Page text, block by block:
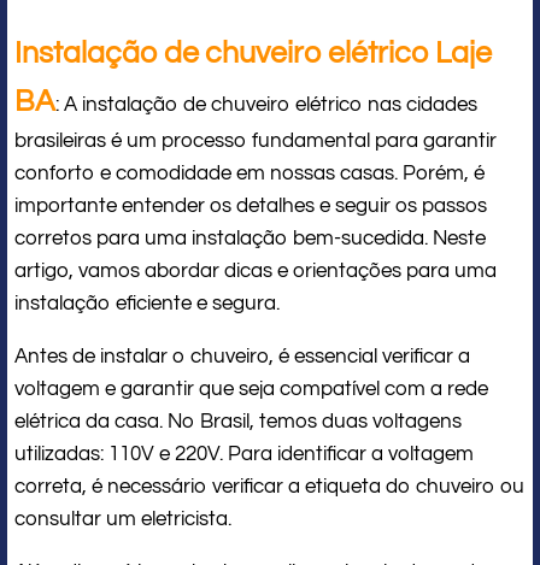
Instalação de chuveiro elétrico Laje
BA: A instalação de chuveiro elétrico nas cidades
brasileiras é um processo fundamental para garantir
conforto e comodidade em nossas casas. Porém, é
importante entender os detalhes e seguir os passos
corretos para uma instalação bem-sucedida. Neste
artigo, vamos abordar dicas e orientações para uma
instalação eficiente e segura.
Antes de instalar o chuveiro, é essencial verificar a
voltagem e garantir que seja compatível com a rede
elétrica da casa. No Brasil, temos duas voltagens
utilizadas: 110V e 220V. Para identificar a voltagem
correta, é necessário verificar a etiqueta do chuveiro ou
consultar um eletricista.